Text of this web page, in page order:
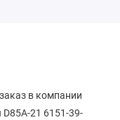
в компании
21 6151-39-